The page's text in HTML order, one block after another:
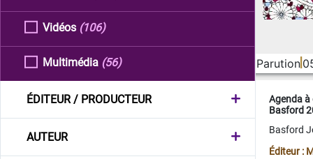
Vidéos (106)
Multimédia (56)
ÉDITEUR / PRODUCTEUR
AUTEUR
Parution
Agenda
Basford
Basford
Éditeur :